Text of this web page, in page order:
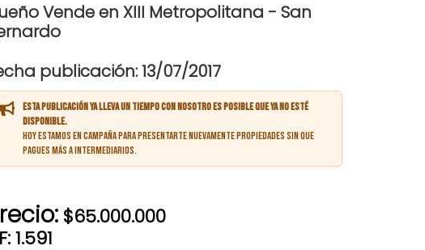
Vende en XIII Metropolitana - San
publicación: 13/07/2017
Esta publicación ya lleva un tiempo con nosotro es posible que ya no esté
disponible.
Hoy estamos en campaña para presentarte nuevamente propiedades sin que
pagues más a intermediarios.
$65.000.000
1.591